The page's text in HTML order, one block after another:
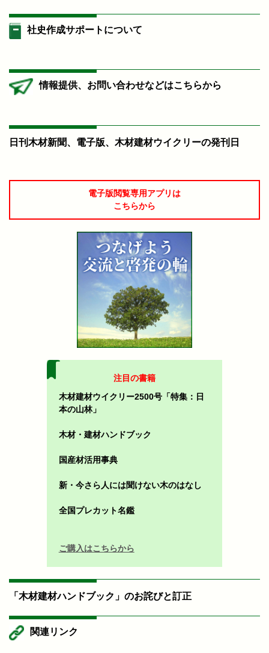
社史作成サポートについて
情報提供、お問い合わせなどはこちらから
日刊木材新聞、電子版、木材建材ウイクリーの発刊日
電子版閲覧専用アプリは
こちらから
注目の書籍
木材建材ウイクリー2500号「特集：日
本の山林」
木材・建材ハンドブック
国産材活用事典
新・今さら人には聞けない木のはなし
全国プレカット名鑑
ご購入はこちらから
「木材建材ハンドブック」のお詫びと訂正
関連リンク